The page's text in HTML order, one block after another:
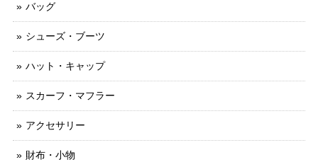
バッグ
シューズ・ブーツ
ハット・キャップ
スカーフ・マフラー
アクセサリー
財布・小物